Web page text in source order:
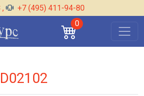
,
+7 (495) 411-94-80
0